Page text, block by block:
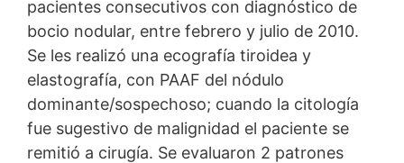
pacientes consecutivos con diagnóstico de
bocio nodular, entre febrero y julio de 2010.
Se les realizó una ecografía tiroidea y
elastografía, con PAAF del nódulo
dominante/sospechoso; cuando la citología
fue sugestivo de malignidad el paciente se
remitió a cirugía. Se evaluaron 2 patrones